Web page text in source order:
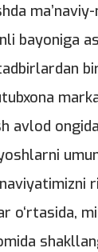
bayoniga
avlod
o‘rtasida,